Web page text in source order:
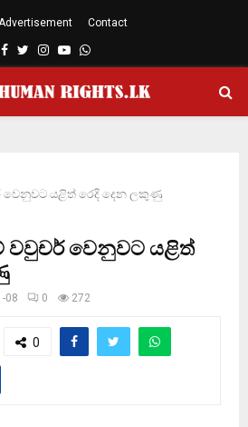
Contact
Facebook
TwitterInstagram
YoutubeWhatsapp
වෙනුවට යළිත් රෙදි දෙන ලකුණු
වවුචර් වෙනුවට යළිත්
08 0 272
0